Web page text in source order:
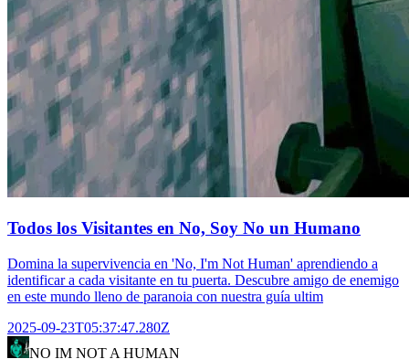
Todos los Visitantes en No, Soy No un Humano
Domina la supervivencia en 'No, I'm Not Human' aprendiendo a
identificar a cada visitante en tu puerta. Descubre amigo de enemigo
en este mundo lleno de paranoia con nuestra guía ultim
2025-09-23T05:37:47.280Z
NO IM NOT A HUMAN